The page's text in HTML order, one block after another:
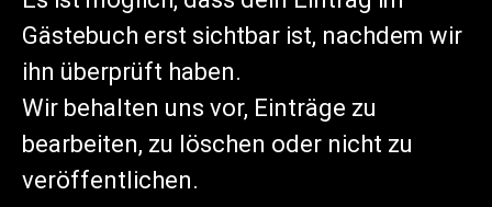
Gästebuch erst sichtbar ist, nachdem wir
ihn überprüft haben.
Wir behalten uns vor, Einträge zu
bearbeiten, zu löschen oder nicht zu
veröffentlichen.